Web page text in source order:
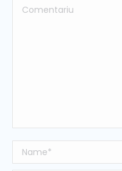
Comentariu
Name *